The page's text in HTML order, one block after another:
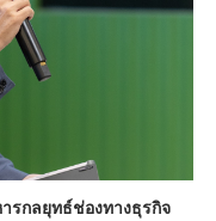
รกลยุทธ์ช่องทางธุรกิจ